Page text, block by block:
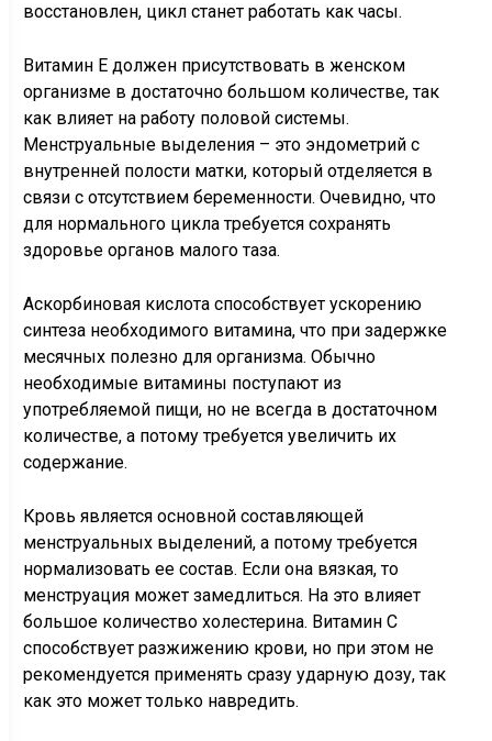
восстановлен, цикл станет работать как часы.
Витамин Е должен присутствовать в женском
организме в достаточно большом количестве, так
как влияет на работу половой системы.
Менструальные выделения – это эндометрий с
внутренней полости матки, который отделяется в
связи с отсутствием беременности. Очевидно, что
для нормального цикла требуется сохранять
здоровье органов малого таза.
Аскорбиновая кислота способствует ускорению
синтеза необходимого витамина, что при задержке
месячных полезно для организма. Обычно
необходимые витамины поступают из
употребляемой пищи, но не всегда в достаточном
количестве, а потому требуется увеличить их
содержание.
Кровь является основной составляющей
менструальных выделений, а потому требуется
нормализовать ее состав. Если она вязкая, то
менструация может замедлиться. На это влияет
большое количество холестерина. Витамин С
способствует разжижению крови, но при этом не
рекомендуется применять сразу ударную дозу, так
как это может только навредить.